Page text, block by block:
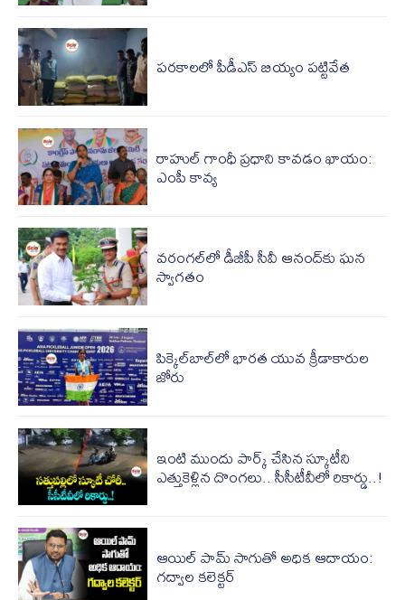
పరకాలలో పీడీఎస్‌ బియ్యం పట్టివేత
రాహుల్ గాంధీ ప్రధాని కావడం ఖాయం:
ఎంపీ కావ్య
వరంగల్‌లో డీజీపీ సీవీ ఆనంద్‌కు ఘన
స్వాగతం
పిక్కెల్‌బాల్‌లో భారత యువ క్రీడాకారుల
జోరు
ఇంటి ముందు పార్క్ చేసిన స్కూటీని
ఎత్తుకెళ్లిన దొంగలు.. సీసీటీవీలో రికార్డు..!
ఆయిల్ పామ్ సాగుతో అధిక ఆదాయం:
గద్వాల కలెక్టర్